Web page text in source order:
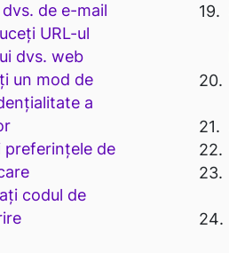
de e-mail
URL-ul
dvs. web
un mod de
a
preferințele de
codul de